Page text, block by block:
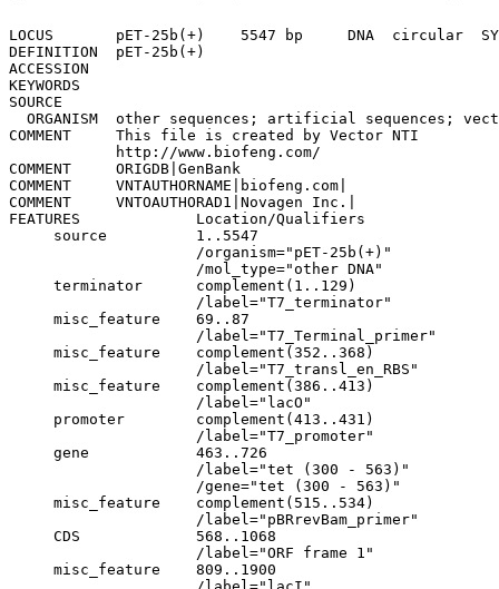
LOCUS       pET-25b(+)    5547 bp     DNA  circular
DEFINITION  pET-25b(+)
ACCESSION
KEYWORDS
SOURCE
ORGANISM  other sequences; artificial sequences;
COMMENT     This file is created by Vector NTI
            http://www.biofeng.com/
COMMENT     ORIGDB|GenBank
COMMENT     VNTAUTHORNAME|biofeng.com|
COMMENT     VNTOAUTHORAD1|Novagen Inc.|
FEATURES             Location/Qualifiers
     source          1..5547
                     /organism="pET-25b(+)"
                     /mol_type="other DNA"
     terminator      complement(1..129)
                     /label="T7_terminator"
     misc_feature    69..87
                     /label="T7_Terminal_primer"
     misc_feature    complement(352..368)
                     /label="T7_transl_en_RBS"
     misc_feature    complement(386..413)
                     /label="lacO"
     promoter        complement(413..431)
                     /label="T7_promoter"
     gene            463..726
                     /label="tet (300 - 563)"
                     /gene="tet (300 - 563)"
     misc_feature    complement(515..534)
                     /label="pBRrevBam_primer"
     CDS             568..1068
                     /label="ORF frame 1"
     misc_feature    809..1900